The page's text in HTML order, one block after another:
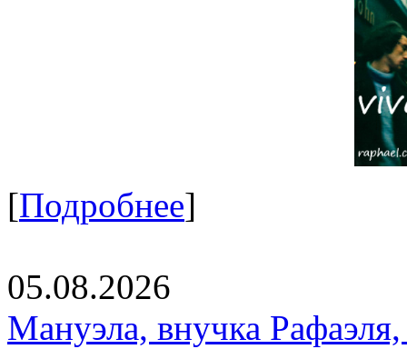
[Подробнее]
05.08.2026
Мануэла, внучка